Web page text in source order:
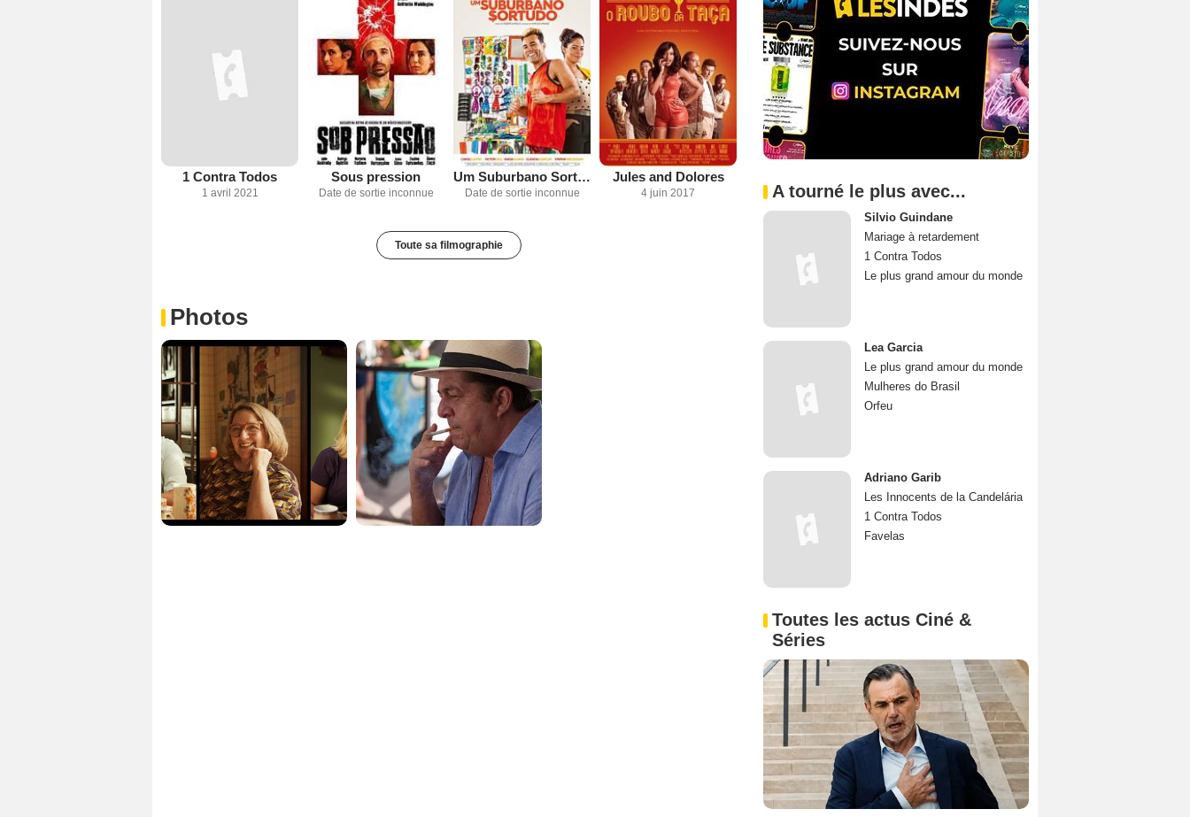
1 Contra Todos
1 avril 2021
Sous pression
Date de sortie inconnue
Um Suburbano Sortudo
Date de sortie inconnue
Jules and Dolores
4 juin 2017
Toute sa filmographie
Photos
A tourné le plus avec...
Silvio Guindane
Mariage à retardement
1 Contra Todos
Le plus grand amour du monde
Lea Garcia
Le plus grand amour du monde
Mulheres do Brasil
Orfeu
Adriano Garib
Les Innocents de la Candelária
1 Contra Todos
Favelas
Toutes les actus Ciné &
Séries